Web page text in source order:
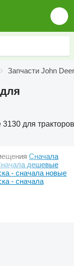
Запчасти John
для тракторов
Сначала
дешевые
- сначала новые
- сначала